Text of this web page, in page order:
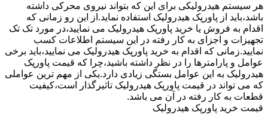
هر سیستم هیدرولیکی برای این که بتواند نیروی محرکی داشته
باشد،باید از پاورپک هیدرولیک استفاده نماید.از این رو زمانی که
اقدام به فروش یا خرید پاورپک هیدرولیک می نمایید،در مورد تک تک
تجهیزات و اجزای به کار رفته در این سیستم اطلاعات کسب
نمایید.زمانی که اقدام به خرید پاورپک هیدرولیک می نمایید،باید برخی
عوامل و پارامترها را در نظر داشته باشید،چرا که قیمت پاورپک
هیدرولیک به این عوامل بستگی زیادی دارد.یکی از مهم ترین عواملی
که می تواند در قیمت پاورپک هیدرولیک تاثیرگذار است،کیفیت
قطعات به کار رفته در آن می باشد.
قیمت خرید پاورپک هیدرولیک